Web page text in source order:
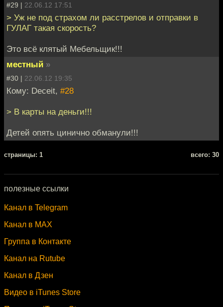
#29 | 22.06.12 17:51
> Уж не под страхом ли расстрелов и отправки в
ГУЛАГ такая скорость?
Это всё клятый Мебельщик!!!
местный »
#30 | 22.06.12 19:35
Кому: Deceit, #28
> В карты на деньги!!!
Детей опять цинично обманули!!!
cтраницы: 1 всего: 30
полезные ссылки
Канал в Telegram
Канал в MAX
Группа в Контакте
Канал на Rutube
Канал в Дзен
Видео в iTunes Store